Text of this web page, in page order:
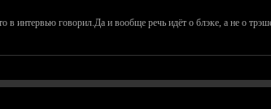
в интервью говорил.Да и вообще речь идёт о блэке, а не о